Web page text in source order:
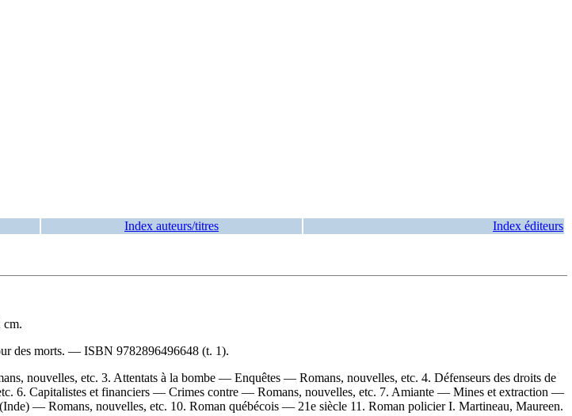
Index auteurs/titres Index éditeurs
des morts. — ISBN 9782896496648 (t. 1).
nouvelles, etc. 3. Attentats à la bombe — Enquêtes — Romans, nouvelles, etc. 4. Défenseurs des droits de
6. Capitalistes et financiers — Crimes contre — Romans, nouvelles, etc. 7. Amiante — Mines et extraction —
— Romans, nouvelles, etc. 10. Roman québécois — 21e siècle 11. Roman policier I. Martineau, Maureen.